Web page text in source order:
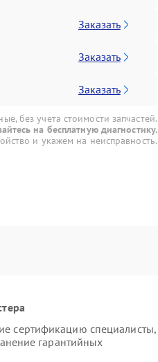
Заказать
Заказать
Заказать
без учета стоимости запчастей.
на бесплатную диагностику.
и укажем на неисправность.
сертификацию специалисты,
гарантийных